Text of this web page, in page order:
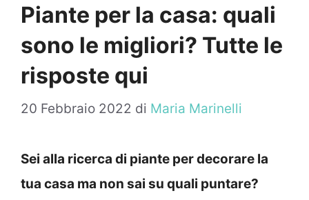
Piante per la casa: quali
sono le migliori? Tutte le
risposte qui
20 Febbraio 2022 di Maria Marinelli
Sei alla ricerca di piante per decorare la
tua casa ma non sai su quali puntare?